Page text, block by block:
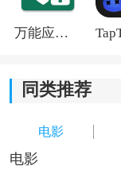
2.简洁明了的下载
分类，方便你快
兴趣的内容，随
万能应用隐藏
同类推荐
电影
电影